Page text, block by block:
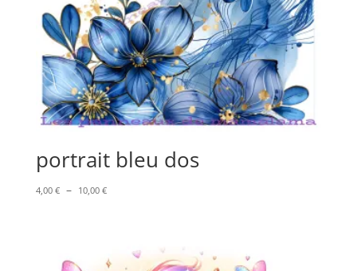
portrait bleu dos
4,00 € – 10,00 €Plage
à